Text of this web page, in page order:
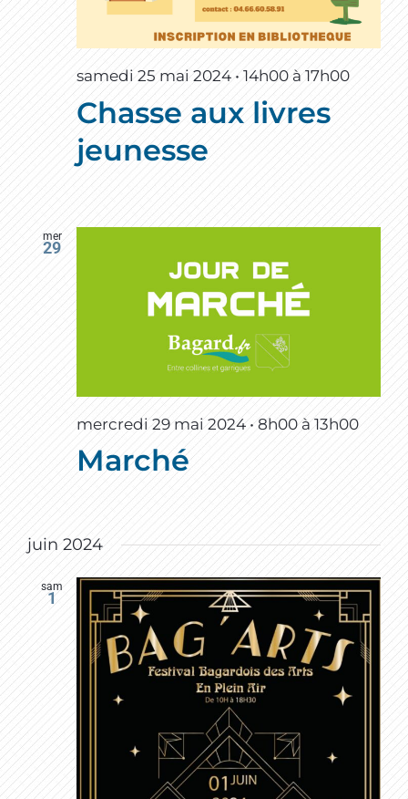
samedi 25 mai 2024 • 14h00 à 17h00
Chasse aux livres
jeunesse
mer
29
mercredi 29 mai 2024 • 8h00 à 13h00
Marché
juin 2024
sam
1